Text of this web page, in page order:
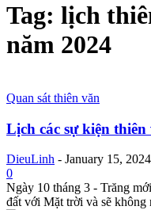
Tag: lịch
năm 2024
Quan sát thiên văn
Lịch các sự kiện
DieuLinh - January 15, 2024
0
Ngày 10 tháng 3 - Trăng
đất với Mặt trời và sẽ không